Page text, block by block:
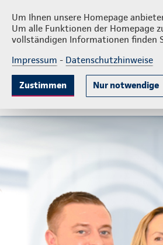
Um Ihnen unsere Homepage
Um alle Funktionen der Homepage
vollständigen Informationen finden
Impressum - Datenschutzhinweise
Zustimmen Nur notwendige
Zimmermann
Krankenversicherung